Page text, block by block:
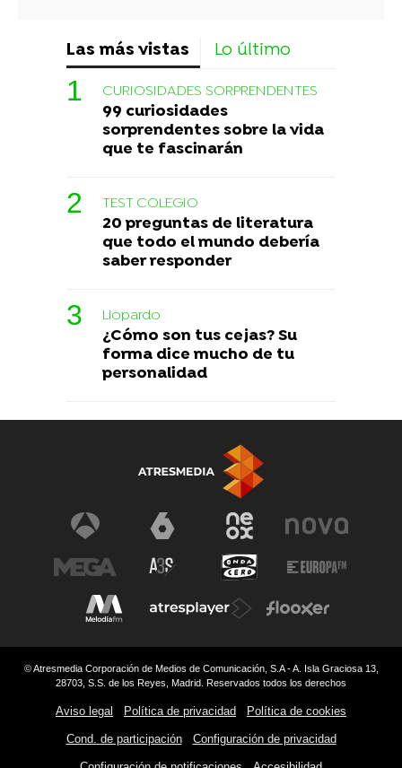
Las más vistas Lo último
CURIOSIDADES SORPRENDENTES
99 curiosidades
sorprendentes sobre la vida
que te fascinarán
TEST COLEGIO
20 preguntas de literatura
que todo el mundo debería
saber responder
Liopardo
¿Cómo son tus cejas? Su
forma dice mucho de tu
personalidad
© Atresmedia Corporación de Medios de Comunicación, S.A - A. Isla Graciosa 13,
28703, S.S. de los Reyes, Madrid. Reservados todos los derechos
Aviso legal Política de privacidad Política de cookies
Cond. de participación Configuración de privacidad